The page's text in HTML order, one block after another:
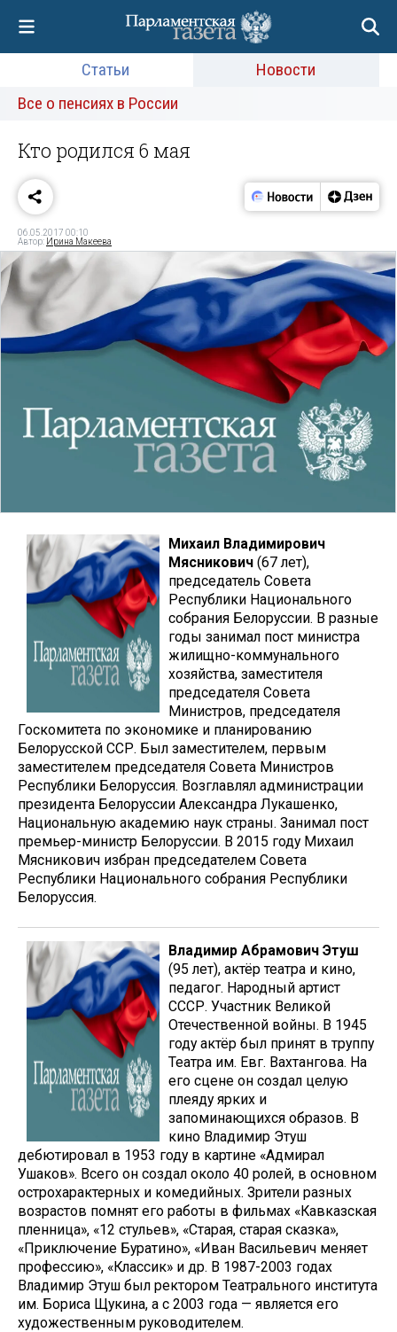
Статьи
Новости
Все о пенсиях в России
Кто родился 6 мая
06.05.2017 00:10
Автор: Ирина Макеева
Михаил Владимирович
Мясникович (67 лет),
председатель Совета
Республики Национального
собрания Белоруссии. В разные
годы занимал пост министра
жилищно-коммунального
хозяйства, заместителя
председателя Совета
Министров, председателя
Госкомитета по экономике и планированию
Белорусской ССР. Был заместителем, первым
заместителем председателя Совета Министров
Республики Белоруссия. Возглавлял администрации
президента Белоруссии Александра Лукашенко,
Национальную академию наук страны. Занимал пост
премьер-министр Белоруссии. В 2015 году Михаил
Мясникович избран председателем Совета
Республики Национального собрания Республики
Белоруссия.
Владимир Абрамович Этуш
(95 лет), актёр театра и кино,
педагог. Народный артист
СССР. Участник Великой
Отечественной войны. В 1945
году актёр был принят в труппу
Теа­тра им. Евг. Вахтангова. На
его сцене он создал целую
плеяду ярких и
запоминающихся образов. В
кино Владимир Этуш
дебютировал в 1953 году в картине «Адмирал
Ушаков». Всего он создал около 40 ролей, в основном
острохарактерных и комедийных. Зрители разных
возрастов помнят его работы в фильмах «Кавказ­ская
пленница», «12 стульев», «Старая, старая сказка»,
«Приключение Буратино», «Иван Васильевич меняет
профессию», «Классик» и др. В 1987-2003 годах
Владимир Этуш был ректором Театрального института
им. Бориса Щукина, а с 2003 года — является его
художественным руководителем.